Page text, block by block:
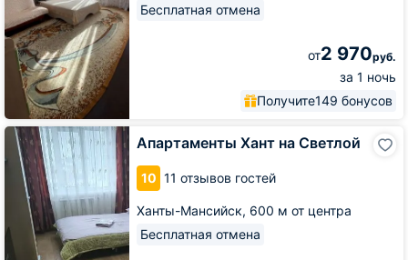
Бесплатная отмена
от2 970руб.
за 1 ночь
Получите149 бонусов
Апартаменты Хант на Светлой
10 11 отзывов гостей
Ханты-Мансийск, 600 м от центра
Бесплатная отмена
Апартаменты
Хант
на
Светлой